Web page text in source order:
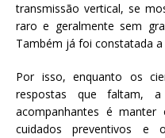
transmissão vertical, se
raro e geralmente sem
Também já foi constatada
Por isso, enquanto os
respostas que faltam,
acompanhantes é
cuidados preventivos e